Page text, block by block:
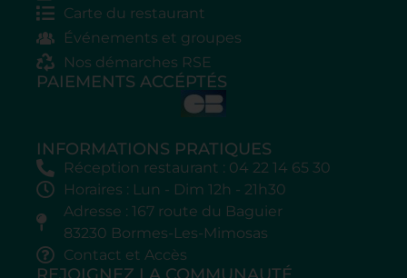
Carte du restaurant
Événements et groupes
Nos démarches RSE
PAIEMENTS ACCÉPTÉS
INFORMATIONS PRATIQUES
Réception restaurant : 04 22 14 65 30
Horaires : Lun - Dim 12h - 21h30
Adresse : 167 route du Baguier
83230 Bormes-Les-Mimosas
Contact et Accès